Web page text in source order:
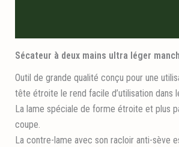
Sécateur à deux mains ultra léger
Outil de grande qualité conçu pour une
tête étroite le rend facile d’utilisation dans
La lame spéciale de forme étroite et plus
coupe.
La contre-lame avec son racloir anti-sève